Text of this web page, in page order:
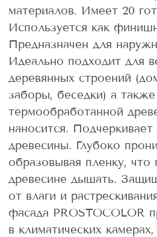
материалов. Имеет 20
Используется как
Предназначен для
Идеально подходит для
деревянных строений
заборы, беседки) а
термообработанной
наносится. Подчеркивает
древесины. Глубоко
образовывая пленку, что
древесине дышать.
от влаги и
фасада PROSTOCOLOR
в климатических